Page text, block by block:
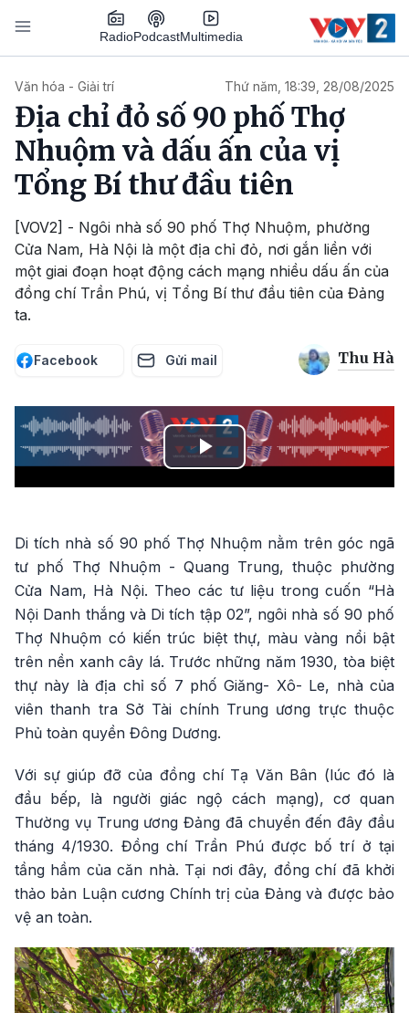
Nhảy đến nội dung
RadioPodcastMultimedia
Văn hóa - Giải trí Thứ năm, 18:39, 28/08/2025
Địa chỉ đỏ số 90 phố Thợ
Nhuộm và dấu ấn của vị
Tổng Bí thư đầu tiên
[VOV2] - Ngôi nhà số 90 phố Thợ Nhuộm, phường
Cửa Nam, Hà Nội là một địa chỉ đỏ, nơi gắn liền với
một giai đoạn hoạt động cách mạng nhiều dấu ấn của
đồng chí Trần Phú, vị Tổng Bí thư đầu tiên của Đảng
ta.
Facebook Gửi mail Thu Hà
Play
Di tích nhà số 90 phố Thợ Nhuộm nằm trên góc ngã
tư phố Thợ Nhuộm - Quang Trung, thuộc phường
Cửa Nam, Hà Nội. Theo các tư liệu trong cuốn “Hà
Nội Danh thắng và Di tích tập 02”, ngôi nhà số 90 phố
Thợ Nhuộm có kiến trúc biệt thự, màu vàng nổi bật
trên nền xanh cây lá. Trước những năm 1930, tòa biệt
thự này là địa chỉ số 7 phố Giăng- Xô- Le, nhà của
viên thanh tra Sở Tài chính Trung ương trực thuộc
Phủ toàn quyền Đông Dương.
Với sự giúp đỡ của đồng chí Tạ Văn Bân (lúc đó là
đầu bếp, là người giác ngộ cách mạng), cơ quan
Thường vụ Trung ương Đảng đã chuyển đến đây đầu
tháng 4/1930. Đồng chí Trần Phú được bố trí ở tại
tầng hầm của căn nhà. Tại nơi đây, đồng chí đã khởi
thảo bản Luận cương Chính trị của Đảng và được bảo
vệ an toàn.